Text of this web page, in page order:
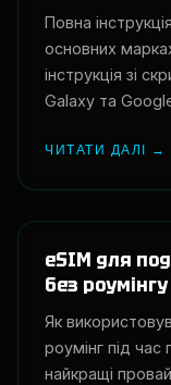
Повна
основних
інструкція зі
Galaxy та
ЧИТАТИ ДАЛІ →
eSIM для
без
Як
роумінг під
найкращі